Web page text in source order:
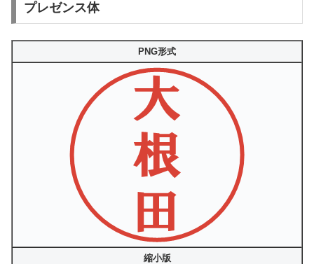
プレゼンス体
PNG形式
縮小版